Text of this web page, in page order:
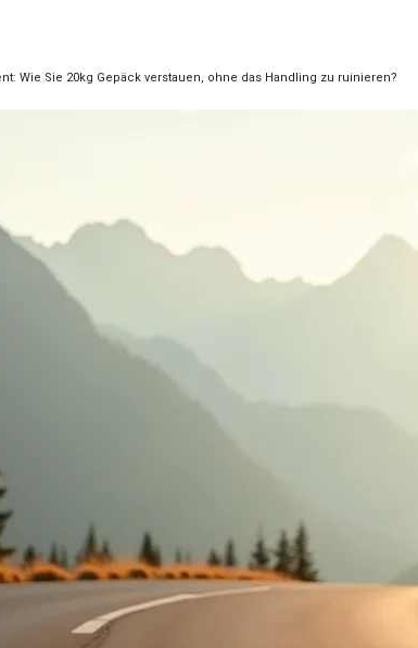
Wie Sie 20kg Gepäck verstauen, ohne das Handling zu ruinieren?